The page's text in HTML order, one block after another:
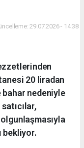
29.07.2026 - 14:38
20 liradan
bahar nedeniyle
olgunlaşmasıyla
bekliyor.